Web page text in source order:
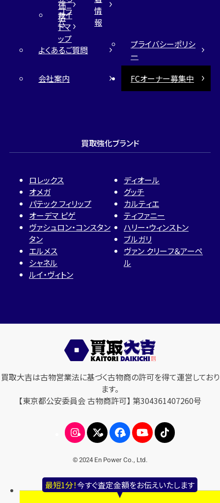
最短1分！今すぐ査定金額をお伝えいたします
価
格
コラ
ム
情
報
サイ
トマ
ップ
よくあるご質問
プライバシーポリシ
ー
会社案内
FCオーナー募集中
買取強化ブランド
ロレックス
オメガ
パテック フィリップ
オーデマ ピゲ
ヴァシュロン・コンスタン
タン
エルメス
シャネル
ルイ・ヴィトン
ディオール
グッチ
カルティエ
ティファニー
ハリー・ウィンストン
ブルガリ
ヴァン クリーフ＆アーペ
ル
買取大吉は古物営業法に基づく古物商の許可を得て運営しており
ます。
【東京都公安委員会 古物商許可】 第304361407260号
© 2024 En Power Co., Ltd.